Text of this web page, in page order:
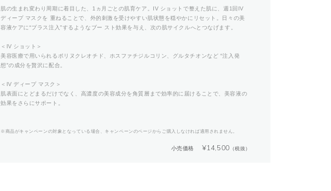
肌の生まれ変わり周期に着目した、1ヵ月ごとの肌育ケア。IV ショットで整えた肌に、週1回IV
ディープ マスクを 重ねることで、外的刺激を受けやすい肌状態を穏やかにリセット。日々の美
容液ケアに“プラス注入”するようなブー スト効果を与え、次の肌サイクルへとつなげます。
＜IV ショット＞
美容医療で用いられるポリヌクレオチド、ホスファチジルコリン、グルタチオンなど “注入発
想”の成分を贅沢に配合。
＜IV ディープ マスク＞
肌表面にとどまるだけでなく、高濃度の美容成分を角質層まで効率的に届けることで、美容液の
効果をさらにサポート。
※商品がキャンペーンの対象となっている場合、キャンペーンのページからご購入しなければ適用されません。
小売価格 ¥14,500 （税抜）